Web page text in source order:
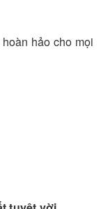
hảo cho mọi